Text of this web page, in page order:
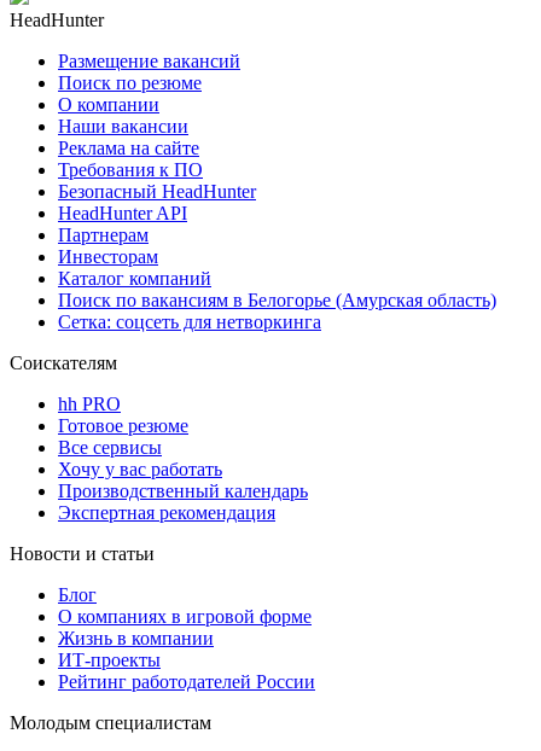
HeadHunter
Размещение вакансий
Поиск по резюме
О компании
Наши вакансии
Реклама на сайте
Требования к ПО
Безопасный HeadHunter
HeadHunter API
Партнерам
Инвесторам
Каталог компаний
Поиск по вакансиям в Белогорье (Амурская область)
Сетка: соцсеть для нетворкинга
Соискателям
hh PRO
Готовое резюме
Все сервисы
Хочу у вас работать
Производственный календарь
Экспертная рекомендация
Новости и статьи
Блог
О компаниях в игровой форме
Жизнь в компании
ИТ-проекты
Рейтинг работодателей России
Молодым специалистам